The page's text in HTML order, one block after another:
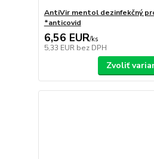
AntiVir mentol dezinfekčný
*anticovid
6,56 EUR/ks
5,33 EUR bez DPH
Zvoliť